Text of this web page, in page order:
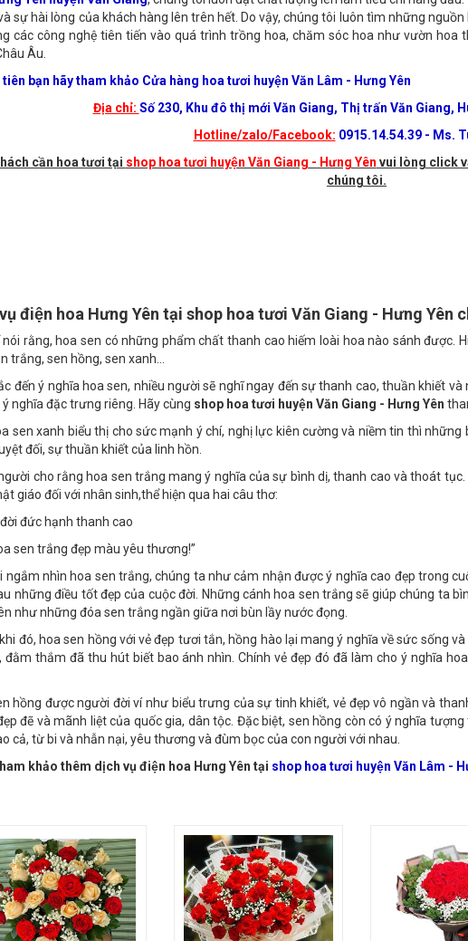
điều đóshop hoa tươi Văn Giang - Hưng Yên ra đời, đáp ứng đầy đủ những
Yên huyện Văn Giang
, chúng tôi luôn đặt chất lượng lên làm tiêu chí hàng
và sự hài lòng của khách hàng lên trên hết. Do vậy, chúng tôi luôn tìm những
Âu.
tiên bạn hãy tham khảo Cửa hàng hoa tươi huyện Văn Lâm - Hưng Yên
Số 230, Khu đô thị mới Văn Giang, Thị trấn Văn Giang,
Hotline/zalo/Facebook:0915.14.54.39 - Ms.
shop hoa tươi huyện Văn Giang - Hưng Yênvui lòng click
điện hoa Hưng Yên tại shop hoa tươi Văn Giang - Hưng Yên
nói rằng, hoa sen có những phẩm chất thanh cao hiếm loài hoa nào sánh được.
trắng, sen hồng, sen xanh…
đến ý nghĩa hoa sen, nhiều người sẽ nghĩ ngay đến sự thanh cao, thuần khiết
nghĩa đặc trưng riêng. Hãy cùng shop hoa tươi huyện Văn Giang - Hưng Yên
sen xanh biểu thị cho sức mạnh ý chí, nghị lực kiên cường và niềm tin thì
đối, sự thuần khiết của linh hồn.
người cho rằng hoa sen trắng mang ý nghĩa của sự bình dị, thanh cao và thoát
giáo đối với nhân sinh,thể hiện qua hai câu thơ:
đức hạnh thanh cao
sen trắng đẹp màu yêu thương!”
ngắm nhìn hoa sen trắng, chúng ta như cảm nhận được ý nghĩa cao đẹp trong
những điều tốt đẹp của cuộc đời. Những cánh hoa sen trắng sẽ giúp chúng ta
như những đóa sen trắng ngần giữa nơi bùn lầy nước đọng.
khi đó, hoa sen hồng với vẻ đẹp tươi tắn, hồng hào lại mang ý nghĩa về sức sống
hồng được người đời ví như biểu trưng của sự tinh khiết, vẻ đẹp vô ngần và
đẹp đẽ và mãnh liệt của quốc gia, dân tộc. Đặc biệt, sen hồng còn có ý nghĩa
cả, từ bi và nhẫn nại, yêu thương và đùm bọc của con người với nhau.